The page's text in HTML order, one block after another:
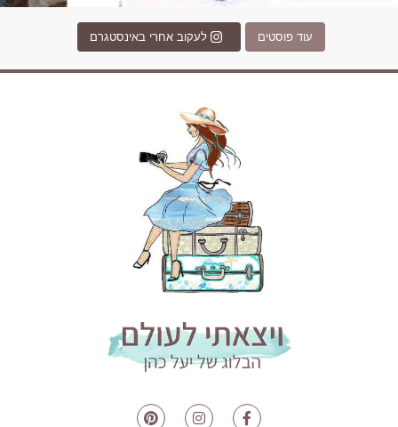
עוד פוסטים לעקוב אחרי באינסטגרם